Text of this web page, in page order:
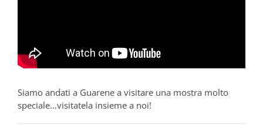
Siamo andati a Guarene a visitare una mostra molto
speciale…visitatela insieme a noi!